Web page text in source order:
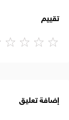
تقييم
إضافة تعليق